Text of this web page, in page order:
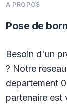
A PROPOS
Pose de
Besoin d'un
? Notre
departement
partenaire est